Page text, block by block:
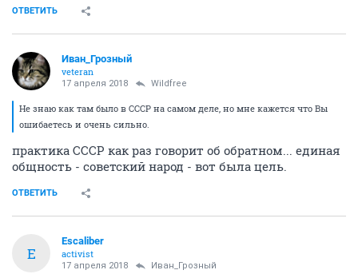
ОТВЕТИТЬ
Иван_Грозный
veteran
17 апреля 2018 Wildfree
Не знаю как там было в СССР на самом деле, но мне кажется что Вы
ошибаетесь и очень сильно.
практика СССР как раз говорит об обратном... единая
общность - советский народ - вот была цель.
ОТВЕТИТЬ
E
Escaliber
activist
17 апреля 2018 Иван_Грозный